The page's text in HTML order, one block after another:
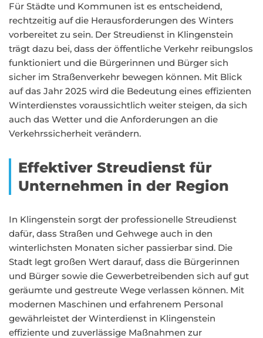
Für Städte und Kommunen ist es entscheidend,
rechtzeitig auf die Herausforderungen des Winters
vorbereitet zu sein. Der Streudienst in Klingenstein
trägt dazu bei, dass der öffentliche Verkehr reibungslos
funktioniert und die Bürgerinnen und Bürger sich
sicher im Straßenverkehr bewegen können. Mit Blick
auf das Jahr 2025 wird die Bedeutung eines effizienten
Winterdienstes voraussichtlich weiter steigen, da sich
auch das Wetter und die Anforderungen an die
Verkehrssicherheit verändern.
Effektiver Streudienst für
Unternehmen in der Region
In Klingenstein sorgt der professionelle Streudienst
dafür, dass Straßen und Gehwege auch in den
winterlichsten Monaten sicher passierbar sind. Die
Stadt legt großen Wert darauf, dass die Bürgerinnen
und Bürger sowie die Gewerbetreibenden sich auf gut
geräumte und gestreute Wege verlassen können. Mit
modernen Maschinen und erfahrenem Personal
gewährleistet der Winterdienst in Klingenstein
effiziente und zuverlässige Maßnahmen zur